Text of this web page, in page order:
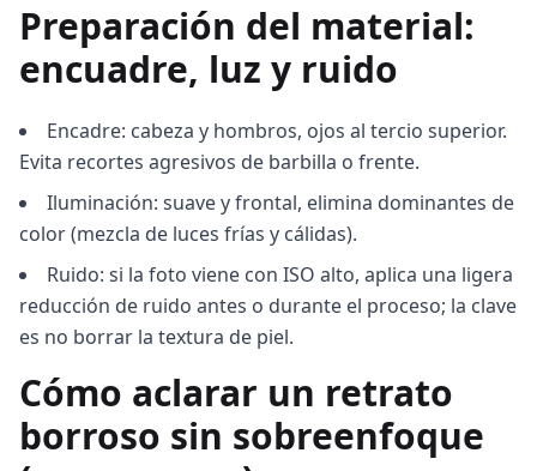
Preparación del material:
encuadre, luz y ruido
Encadre: cabeza y hombros, ojos al tercio superior.
Evita recortes agresivos de barbilla o frente.
Iluminación: suave y frontal, elimina dominantes de
color (mezcla de luces frías y cálidas).
Ruido: si la foto viene con ISO alto, aplica una ligera
reducción de ruido antes o durante el proceso; la clave
es no borrar la textura de piel.
Cómo aclarar un retrato
borroso sin sobreenfoque